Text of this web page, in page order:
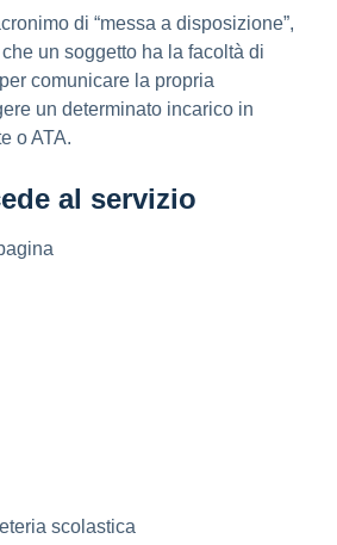
di “messa a disposizione”,
un soggetto ha la facoltà di
comunicare la propria
un determinato incarico in
o ATA.
al servizio
scolastica